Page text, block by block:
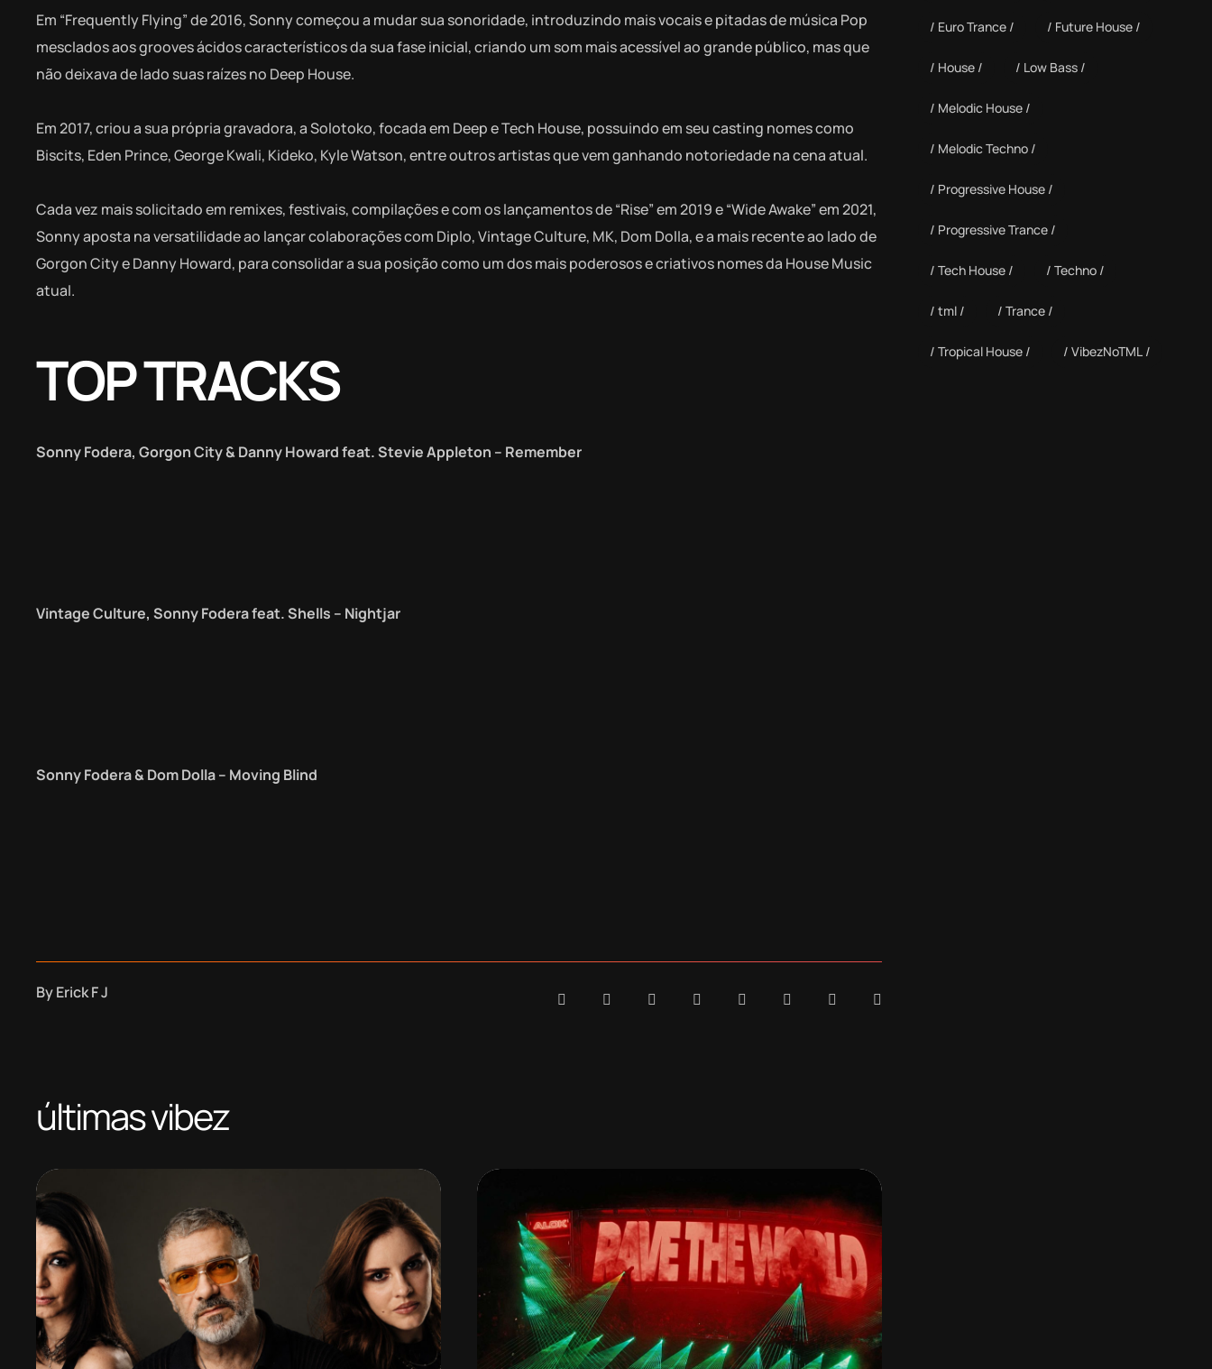
Em “Frequently Flying” de 2016, Sonny começou a mudar sua sonoridade, introduzindo mais vocais e pitadas de música Pop
mesclados aos grooves ácidos característicos da sua fase inicial, criando um som mais acessível ao grande público, mas que
não deixava de lado suas raízes no Deep House.
Em 2017, criou a sua própria gravadora, a Solotoko, focada em Deep e Tech House, possuindo em seu casting nomes como
Biscits, Eden Prince, George Kwali, Kideko, Kyle Watson, entre outros artistas que vem ganhando notoriedade na cena atual.
Cada vez mais solicitado em remixes, festivais, compilações e com os lançamentos de “Rise” em 2019 e “Wide Awake” em 2021,
Sonny aposta na versatilidade ao lançar colaborações com Diplo, Vintage Culture, MK, Dom Dolla, e a mais recente ao lado de
Gorgon City e Danny Howard, para consolidar a sua posição como um dos mais poderosos e criativos nomes da House Music
atual.
TOP TRACKS
Sonny Fodera, Gorgon City & Danny Howard feat. Stevie Appleton – Remember
Vintage Culture, Sonny Fodera feat. Shells – Nightjar
Sonny Fodera & Dom Dolla – Moving Blind
ByErick F J
últimas vibez
Euro Trance Future House
House Low Bass
Melodic House
Melodic Techno
Progressive House
Progressive Trance
Tech House Techno
tml Trance
Tropical House VibezNoTML